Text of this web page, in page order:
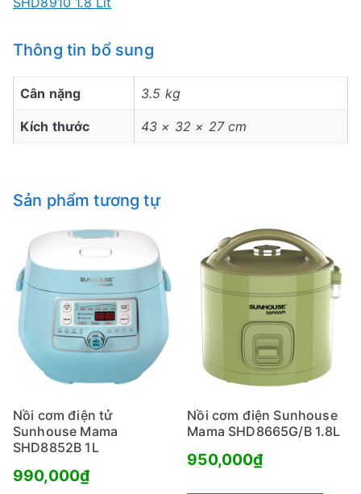
Thông tin bổ sung
Cân nặng 3.5 kg
Kích thước 43 × 32 × 27 cm
Sản phẩm tương tự
Nồi cơm điện tử
Sunhouse Mama
SHD8852B 1L
990,000₫
Nồi cơm điện Sunhouse
Mama SHD8665G/B 1.8L
950,000₫